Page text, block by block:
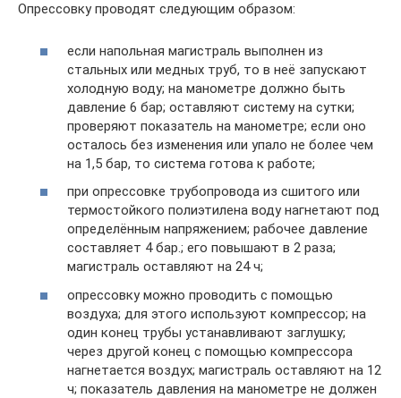
Опрессовку проводят следующим образом:
если напольная магистраль выполнен из
стальных или медных труб, то в неё запускают
холодную воду; на манометре должно быть
давление 6 бар; оставляют систему на сутки;
проверяют показатель на манометре; если оно
осталось без изменения или упало не более чем
на 1,5 бар, то система готова к работе;
при опрессовке трубопровода из сшитого или
термостойкого полиэтилена воду нагнетают под
определённым напряжением; рабочее давление
составляет 4 бар.; его повышают в 2 раза;
магистраль оставляют на 24 ч;
опрессовку можно проводить с помощью
воздуха; для этого используют компрессор; на
один конец трубы устанавливают заглушку;
через другой конец с помощью компрессора
нагнетается воздух; магистраль оставляют на 12
ч; показатель давления на манометре не должен